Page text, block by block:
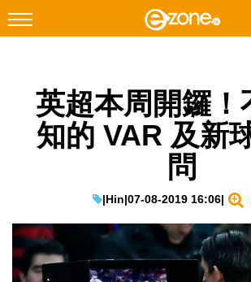
Facebook Instagram
科技焦點
教學評測
EduTech
英超本周開鑼！
知的 VAR 及新
問
|Hin|07-08-2019 16:06|